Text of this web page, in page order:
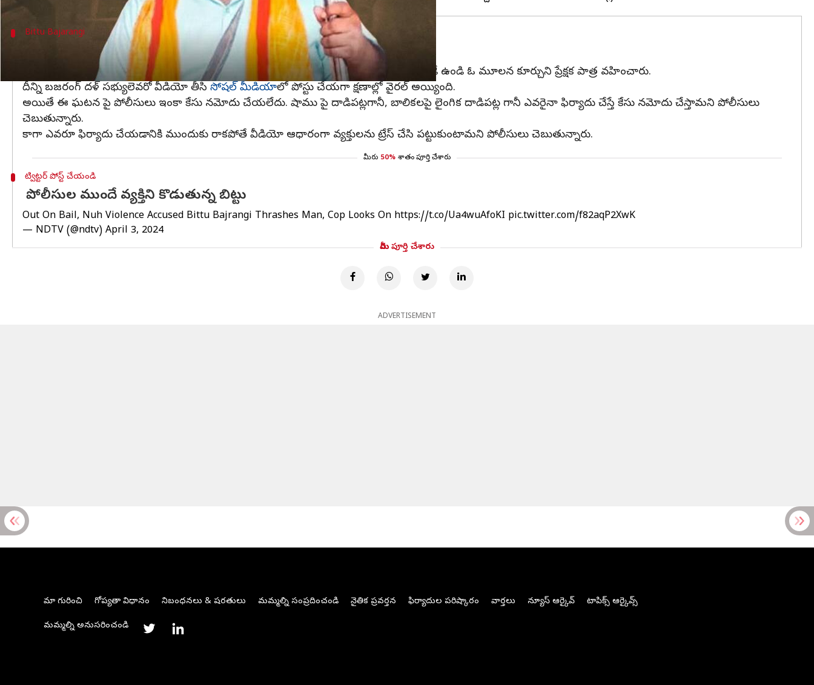
Bittu Bajarangi
ప్రేక్షక పాత్ర వహించిన పోలీసు
అక్కడ షాముని బిట్టు బజరంగీ కర్రతో చితక్కొట్టాడు. షామును బిట్టు కొడుతున్నప్పుడు పోలీసులు అక్కడే ఉండి ఓ మూలన కూర్చుని ప్రేక్షక పాత్ర వహించారు.
దీన్ని బజరంగ్ దళ్ సభ్యులెవరో వీడియో తీసి సోషల్ మీడియాలో పోస్టు చేయగా క్షణాల్లో వైరల్ అయ్యింది.
అయితే ఈ ఘటన పై పోలీసులు ఇంకా కేసు నమోదు చేయలేదు. షాము పై దాడిపట్లగానీ, బాలికలపై లైంగిక దాడిపట్ల గానీ ఎవరైనా ఫిర్యాదు చేస్తే కేసు నమోదు చేస్తామని పోలీసులు
చెబుతున్నారు.
కాగా ఎవరూ ఫిర్యాదు చేయడానికి ముందుకు రాకపోతే వీడియో ఆధారంగా వ్యక్తులను ట్రేస్ చేసి పట్టుకుంటామని పోలీసులు చెబుతున్నారు.
మీరు 50% శాతం పూర్తి చేశారు
ట్విట్టర్ పోస్ట్ చేయండి
పోలీసుల ముందే వ్యక్తిని కొడుతున్న బిట్టు
Out On Bail, Nuh Violence Accused Bittu Bajrangi Thrashes Man, Cop Looks On https://t.co/Ua4wuAfoKI pic.twitter.com/f82aqP2XwK
— NDTV (@ndtv) April 3, 2024
మీరు పూర్తి చేశారు
ADVERTISEMENT
మా గురించి గోప్యతా విధానం నిబంధనలు & షరతులు మమ్మల్ని సంప్రదించండి నైతిక ప్రవర్తన ఫిర్యాదుల పరిష్కారం వార్తలు న్యూస్ ఆర్కైవ్ టాపిక్స్ ఆర్కైవ్స్
మమ్మల్ని అనుసరించండి